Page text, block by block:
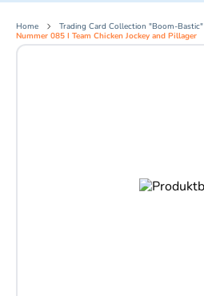
Home
Trading Card Collection "Boom-Bastic"
Nummer 085 I Team Chicken Jockey and Pillager